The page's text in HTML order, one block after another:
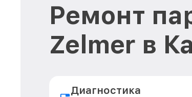
Ремонт
Zelmer в
Диагностика